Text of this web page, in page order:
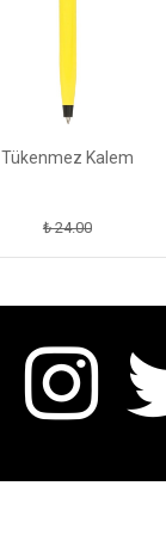
Tükenmez Kalem
₺ 24.00